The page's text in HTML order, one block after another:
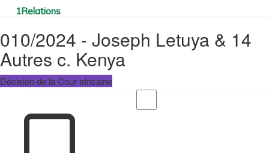
1Relations
010/2024 - Joseph Letuya & 14
Autres c. Kenya
Décision de la Cour africaine